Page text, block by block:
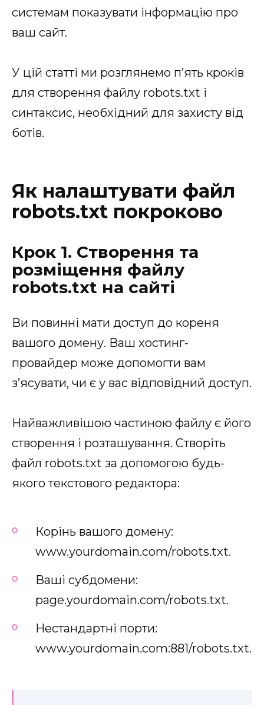
системам показувати інформацію про
ваш сайт.
У цій статті ми розглянемо п’ять кроків
для створення файлу robots.txt і
синтаксис, необхідний для захисту від
ботів.
Як налаштувати файл
robots.txt покроково
Крок 1. Створення та
розміщення файлу
robots.txt на сайті
Ви повинні мати доступ до кореня
вашого домену. Ваш хостинг-
провайдер може допомогти вам
з’ясувати, чи є у вас відповідний доступ.
Найважливішою частиною файлу є його
створення і розташування. Створіть
файл robots.txt за допомогою будь-
якого текстового редактора:
Корінь вашого домену:
www.yourdomain.com/robots.txt.
Ваші субдомени:
page.yourdomain.com/robots.txt.
Нестандартні порти:
www.yourdomain.com:881/robots.txt.